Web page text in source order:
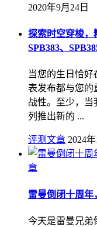
2020年9月24日
探索时空穿梭，
SPB383、
当您的生日恰
表发布都与您的
战性。至少，当
列推出新的 ...
评测文章 2024
章
雷曼倒闭十周年
今天是雷曼兄弟